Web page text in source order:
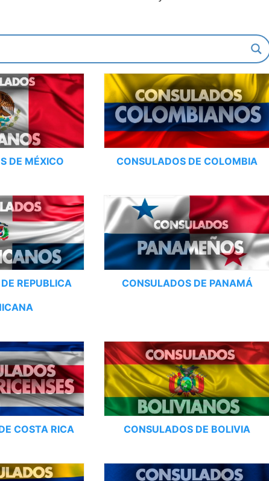
DE MÉXICO CONSULADOS DE COLOMBIA
REPUBLICA
CONSULADOS DE PANAMÁ
COSTA RICA CONSULADOS DE BOLIVIA